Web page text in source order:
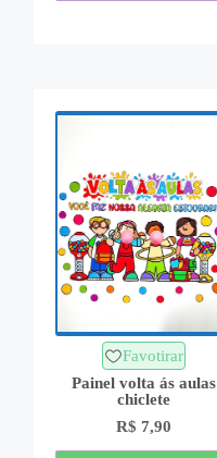
Favotirar
Painel volta ás aulas
chiclete
R$ 7,90